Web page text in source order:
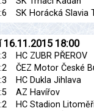
SK Horácká Slavia
16.11.2015 18:00
HC ZUBR PŘEROV
ČEZ Motor České
HC Dukla Jihlava
AZ Havířov
HC Stadion